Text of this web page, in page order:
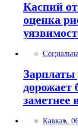
Каспий
оценка
Зарплаты
дорожает
заметнее
Кавказ,